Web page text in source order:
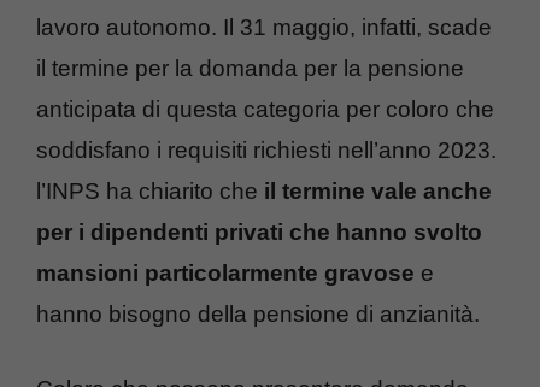
lavoro autonomo. Il 31 maggio, infatti, scade
il termine per la domanda per la pensione
anticipata di questa categoria per coloro che
soddisfano i requisiti richiesti nell’anno 2023.
l’INPS ha chiarito che il termine vale anche
per i dipendenti privati che hanno svolto
mansioni particolarmente gravose e
hanno bisogno della pensione di anzianità.